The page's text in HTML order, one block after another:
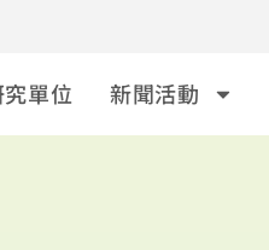
單位 新聞活動